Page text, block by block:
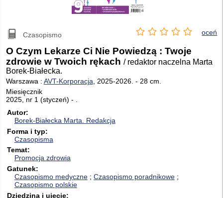
Czasopismo oceń
O Czym Lekarze Ci Nie Powiedzą : Twoje
zdrowie w Twoich rękach / redaktor naczelna Marta
Borek-Białecka.
Warszawa : AVT-Korporacja , 2025-2026. - 28 cm.
Miesięcznik
2025, nr 1 (styczeń) - .
Autor
Borek-Białecka Marta. Redakcja
Forma i typ
Czasopisma
Temat
Promocja zdrowia
Gatunek
Czasopismo medyczne
Czasopismo poradnikowe
Czasopismo polskie
Dziedzina i ujęcie